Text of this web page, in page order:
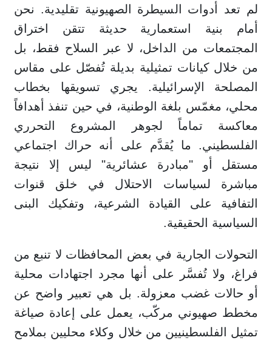
لم تعد أدوات السيطرة الصهيونية تقليدية. نحن
أمام بنية استعمارية حديثة تتقن اختراق
المجتمعات من الداخل، لا عبر السلاح فقط، بل
من خلال كيانات تمثيلية بديلة تُفصّل على مقاس
المصلحة الإسرائيلية. يجري تسويقها بخطاب
محلي، مغمّس بلغة الوطنية، في حين تنفذ أهدافاً
معاكسة تماماً لجوهر المشروع التحرري
الفلسطيني. ما يُقدَّم على أنه حراك اجتماعي
مستقل أو "مبادرة عشائرية" ليس إلا نتيجة
مباشرة لسياسات الاحتلال في خلق قنوات
التفافية على القيادة الشرعية، وتفكيك البنى
السياسية الحقيقية.
التحولات الجارية في بعض المحافظات لا تنبع من
فراغ، ولا تُفسَّر على أنها مجرد اجتهادات محلية
أو حالات غضب معزولة. بل هي تعبير واضح عن
مخطط صهيوني مركّب، يعمل على إعادة صياغة
تمثيل الفلسطينيين من خلال وكلاء محليين بملامح